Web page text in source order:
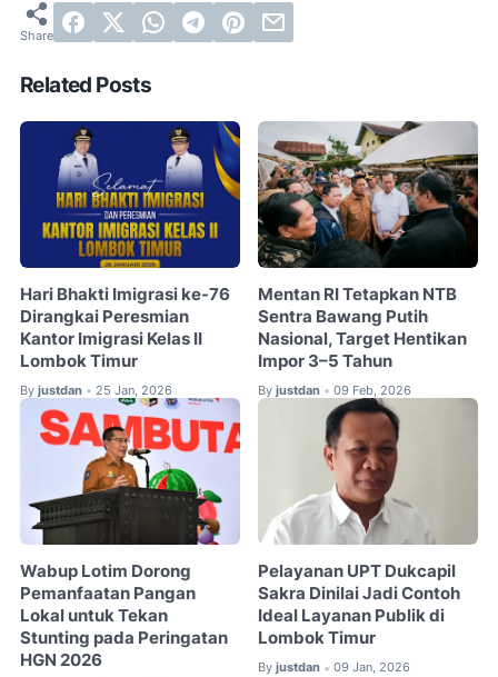
Related Posts
Hari Bhakti Imigrasi ke-76
Dirangkai Peresmian
Kantor Imigrasi Kelas II
Lombok Timur
By justdan • 25 Jan, 2026
Mentan RI Tetapkan NTB
Sentra Bawang Putih
Nasional, Target Hentikan
Impor 3–5 Tahun
By justdan • 09 Feb, 2026
Wabup Lotim Dorong
Pemanfaatan Pangan
Lokal untuk Tekan
Stunting pada Peringatan
HGN 2026
Pelayanan UPT Dukcapil
Sakra Dinilai Jadi Contoh
Ideal Layanan Publik di
Lombok Timur
By justdan • 09 Jan, 2026